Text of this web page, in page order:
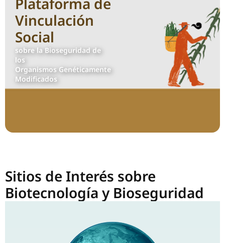
Vinculación
Social
sobre la Bioseguridad de
los
Organismos Genéticamente
Modificados
Sitios de Interés sobre
Biotecnología y Bioseguridad